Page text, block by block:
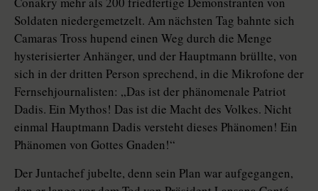
Soldaten niedergemetzelt. Am nächsten Tag bahnte sich
Camaras Tross hupend einen Weg durch die Menge
hysterisierter Anhänger, und der Hauptmann brüllte, von
sich in der dritten Person sprechend, in die Mikrofone der
Fernsehjournalisten: „Das ist der phänomenale Patriot
Dadis. Ein Mythos! Das ist die Macht des Volkes. Nicht
einmal Hauptmann Dadis versteht dieses Phänomen! Ein
Phänomen von Gottes Gnaden!“
Der Juntachef jubelte, denn sein Plan war aufgegangen,